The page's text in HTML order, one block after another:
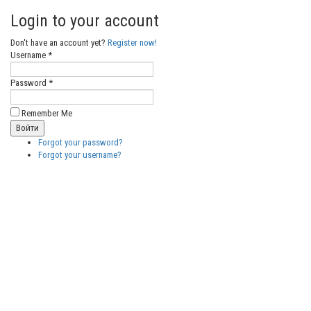
Login to your account
Don't have an account yet? Register now!
Username *
Password *
Remember Me
Forgot your password?
Forgot your username?